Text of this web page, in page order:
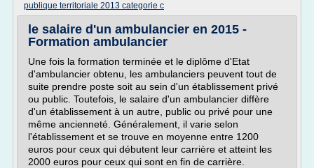
publique territoriale 2013 categorie c
le salaire d'un ambulancier en 2015 -
Formation ambulancier
Une fois la formation terminée et le diplôme d'Etat
d'ambulancier obtenu, les ambulanciers peuvent tout de
suite prendre poste soit au sein d'un établissement privé
ou public. Toutefois, le salaire d'un ambulancier diffère
d'un établissement à un autre, public ou privé pour une
même ancienneté. Généralement, il varie selon
l'établissement et se trouve en moyenne entre 1200
euros pour ceux qui débutent leur carrière et atteint les
2000 euros pour ceux qui sont en fin de carrière.